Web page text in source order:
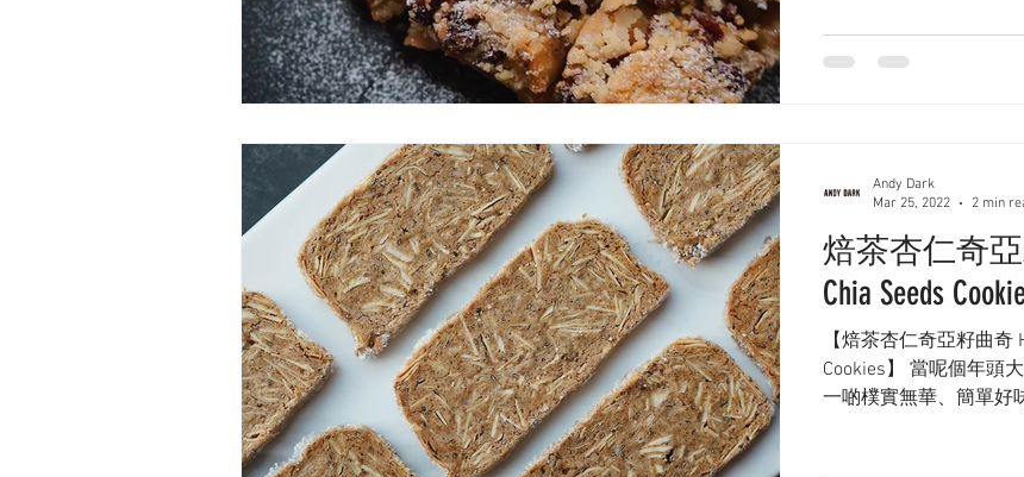
焙茶杏仁奇亞
Chia Seeds
【焙茶杏仁奇亞籽曲奇
Cookies】 當呢個年頭
一啲樸實無華、簡單好
Andy Dark
Mar 25, 2022
2 min